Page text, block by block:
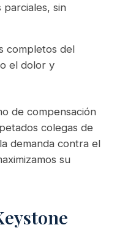
parciales, sin
completos del
el dolor y
de compensación
colegas de
demanda contra el
su